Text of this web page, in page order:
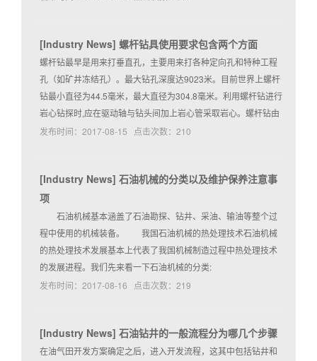
[Industry News] 螺杆钻具使用要求包含两个方面
螺杆钻最早是用来打垂直孔，主要用来打各种定向孔和特种工程
孔（如矿井冻结孔）。最大钻孔深度达9023米。目前世界上螺杆
钻最小直径为44.5毫米，最大直径为304.8毫米。利用螺杆钻进行
岩心钻探时,应在驱动轴与钻头间加上岩心管采取岩心。螺杆钻由
发布时间：2017-08-15 点击次数：210
[Industry News] 石油机械的分类以及维护保养注意事
项
石油机械基本涵盖了石油勘探、钻井、采油、输油等整个过
程中使用的机械装备。 我国石油机械的热处理技术石油机械
的热处理技术发展基本上代表了我国机械制造过程中热处理技术
的发展进程。我们先来看一下石油机械的分类:
发布时间：2017-08-16 点击次数：219
[Industry News] 石油钻井的一般流程分为哪几个步骤
在油气田开发方案确定之后，进入开发流程，这其中包括钻井和